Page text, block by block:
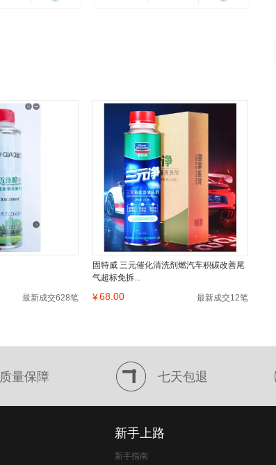
最新成交628笔
固特威 三元催化清洗剂燃汽车积碳改善尾
气超标免拆...
¥68.00 最新成交12笔
质量保障 七天包退
新手上路
新手指南